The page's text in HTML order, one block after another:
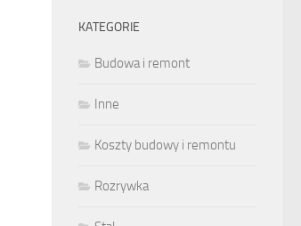
KATEGORIE
Budowa i remont
Inne
Koszty budowy i remontu
Rozrywka